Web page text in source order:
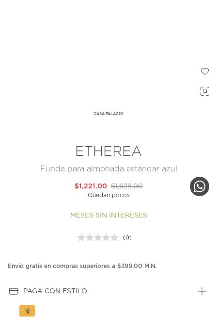
CASA PALACIO
ETHEREA
Funda para almohada estándar azul
$1,628.00
$1,221.00
Quedan pocos
MESES SIN INTERESES
Sin
en
(0)
Envío gratis en compras superiores a $399.00 M.N.
PAGA CON ESTILO